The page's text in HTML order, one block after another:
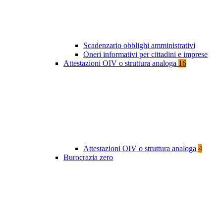
Scadenzario obblighi amministrativi
Oneri informativi per cittadini e imprese
Attestazioni OIV o struttura analoga 16
Attestazioni OIV o struttura analoga 4
Burocrazia zero